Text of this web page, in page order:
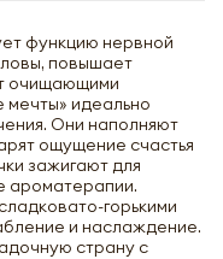
функцию нервной
повышает
очищающими
мечты» идеально
Они наполняют
ощущение счастья
зажигают для
ароматерапии.
горькими
и наслаждение.
страну с